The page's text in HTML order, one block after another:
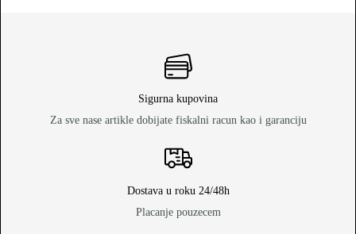
Sigurna kupovina
Za sve nase artikle dobijate fiskalni racun kao i garanciju
Dostava u roku 24/48h
Placanje pouzecem